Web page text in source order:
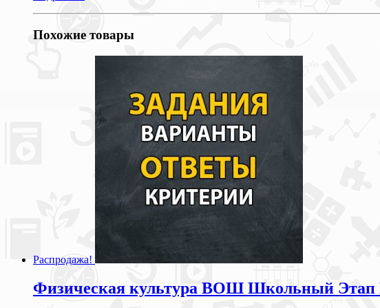
Похожие товары
Распродажа!
Физическая культура ВОШ Школьный Этап